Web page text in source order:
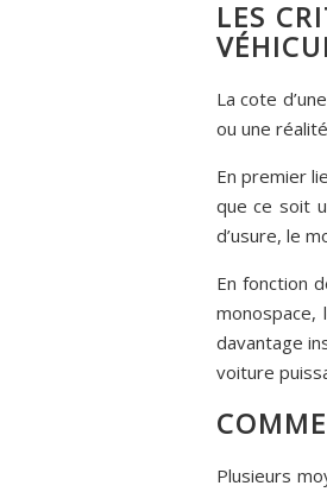
LES
La cote
ou une
En premier
que ce soit
d’usure, le
En fonction
davantage
voiture
Plusieurs